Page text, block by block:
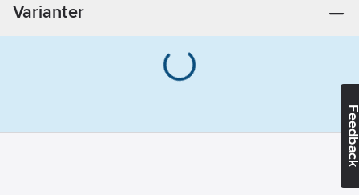
antracitmelerad [955]
60% bomull och 40%
Lev.
190g/m²
Varianter